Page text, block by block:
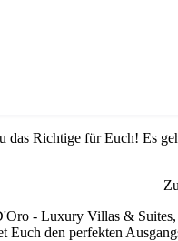
das Richtige für Euch! Es
- Luxury Villas &
Euch den perfekten